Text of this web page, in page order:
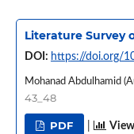
Literature Survey
DOI: https://doi.org/
Mohanad Abdulhamid
43_48
PDF